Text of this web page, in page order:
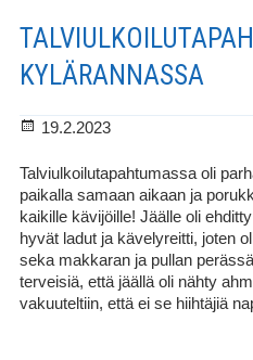
KYLÄRANNASSA
Julkaistu
19.2.2023
Talviulkoilutapahtumassa oli
paikalla samaan aikaan ja
kaikille kävijöille! Jäälle oli
hyvät ladut ja kävelyreitti, joten
seka makkaran ja pullan
terveisiä, että jäällä oli nähty
vakuuteltiin, että ei se hiihtäjiä